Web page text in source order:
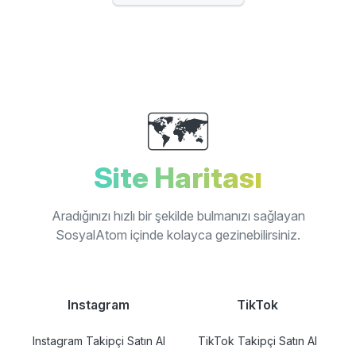
🗺️
Site Haritası
Aradığınızı hızlı bir şekilde bulmanızı sağlayan
SosyalAtom içinde kolayca gezinebilirsiniz.
Instagram
Instagram Takipçi Satın Al
TikTok
TikTok Takipçi Satın Al